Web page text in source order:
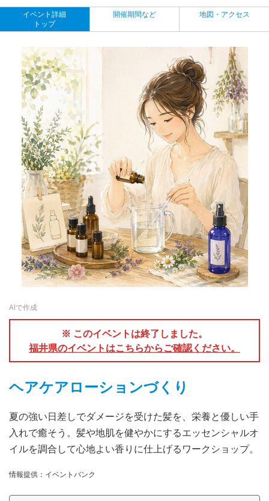
イベント詳細
トップ
開催期間など 地図・アクセス
AIで作成
※ このイベントは終了しました。
福井県のイベントはこちらからご確認ください。
ヘアケアローションづくり
夏の強い日差しでダメージを受けた髪を、栄養と優しい手
入れで癒そう。髪や地肌を健やかにするエッセンシャルオ
イルを調合して心地よい香りに仕上げるワークショップ。
情報提供：イベントバンク